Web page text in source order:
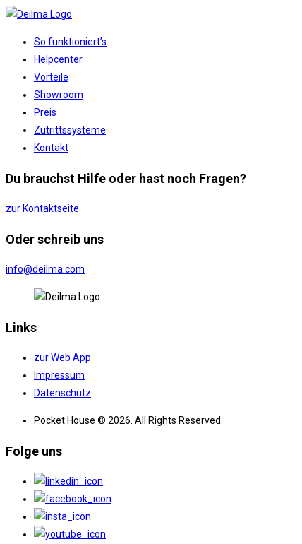
Zum
springen
Website-
Menü
anzeigen
So funktioniert’s
Helpcenter
Vorteile
Showroom
Preis
Zutrittssysteme
Kontakt
Du brauchst Hilfe oder hast noch Fragen?
zur Kontaktseite
Oder schreib uns
info@deilma.com
Links
zur Web App
Impressum
Datenschutz
Pocket House © 2026. All Rights Reserved.
Folge uns